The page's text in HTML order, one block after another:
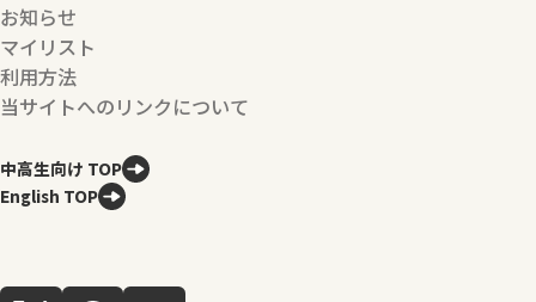
お知らせ
マイリスト
利用方法
当サイトへのリンクについて
中高生向け TOP
English TOP